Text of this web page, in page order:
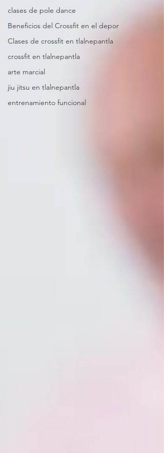
clases de pole dance
Beneficios del Crossfit en el depor
Clases de crossfit en tlalnepantla
crossfit en tlalnepantla
arte marcial
jiu jitsu en tlalnepantla
entrenamiento funcional